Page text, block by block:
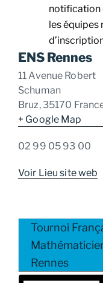
notification
les équipes
ENS Rennes
11 Avenue Robert
Schuman
Bruz,35170
+ Google Map
02 99 05 93 00
Voir Lieu site web
Tournoi
Rennes